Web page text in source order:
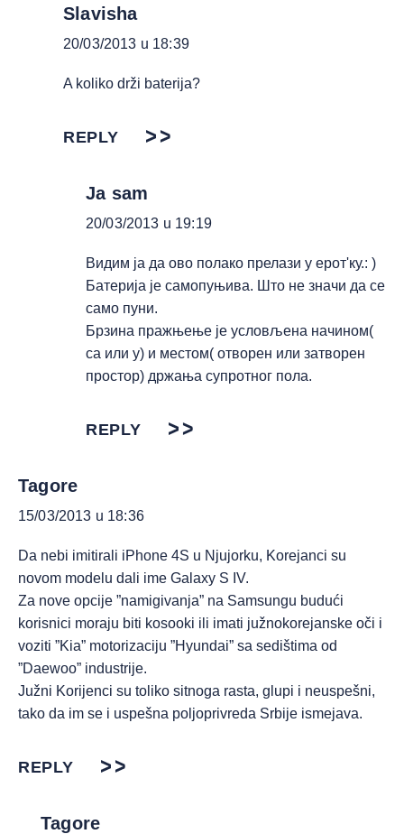
Slavisha
20/03/2013 u 18:39
A koliko drži baterija?
REPLY
Ja sam
20/03/2013 u 19:19
Видим ја да ово полако прелази у ерот'ку.: )
Батерија је самопуњива. Што не значи да се
само пуни.
Брзина пражњење је условљена начином(
са или у) и местом( отворен или затворен
простор) држања супротног пола.
REPLY
Tagore
15/03/2013 u 18:36
Da nebi imitirali iPhone 4S u Njujorku, Korejanci su
novom modelu dali ime Galaxy S IV.
Za nove opcije ”namigivanja” na Samsungu budući
korisnici moraju biti kosooki ili imati južnokorejanske oči i
voziti ”Kia” motorizaciju ”Hyundai” sa sedištima od
”Daewoo” industrije.
Južni Korijenci su toliko sitnoga rasta, glupi i neuspešni,
tako da im se i uspešna poljoprivreda Srbije ismejava.
REPLY
Tagore